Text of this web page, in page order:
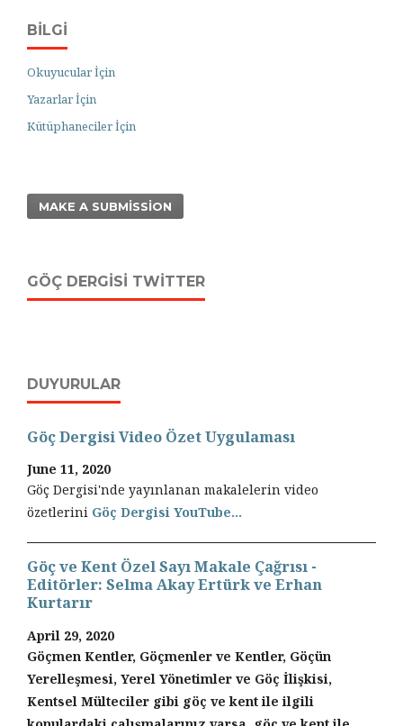
BILGI
Okuyucular İçin
Yazarlar İçin
Kütüphaneciler İçin
MAKE A SUBMISSION
GÖÇ DERGISI TWITTER
DUYURULAR
Göç Dergisi Video Özet Uygulaması
June 11, 2020
Göç Dergisi'nde yayınlanan makalelerin video
özetlerini Göç Dergisi YouTube...
Göç ve Kent Özel Sayı Makale Çağrısı -
Editörler: Selma Akay Ertürk ve Erhan
Kurtarır
April 29, 2020
Göçmen Kentler, Göçmenler ve Kentler, Göçün
Yerelleşmesi, Yerel Yönetimler ve Göç İlişkisi,
Kentsel Mülteciler gibi göç ve kent ile ilgili